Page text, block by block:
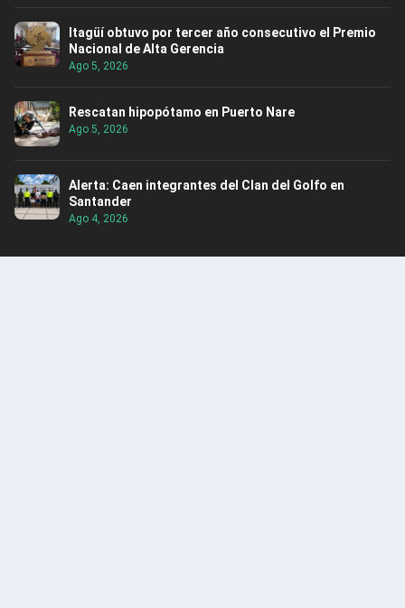
Itagüí obtuvo por tercer año consecutivo el Premio
Nacional de Alta Gerencia
Ago 5, 2026
Rescatan hipopótamo en Puerto Nare
Ago 5, 2026
Alerta: Caen integrantes del Clan del Golfo en
Santander
Ago 4, 2026